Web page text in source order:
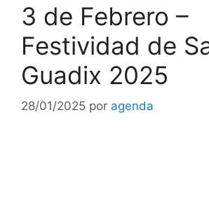
3 de Febrero –
Festividad de
Guadix 2025
28/01/2025 por agenda